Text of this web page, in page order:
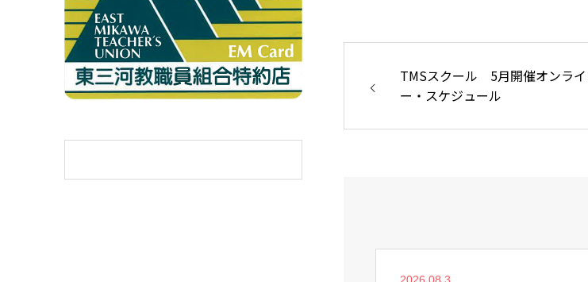
TMSスクール 5月開催オンラ
ー・スケジュール
2026.08.3